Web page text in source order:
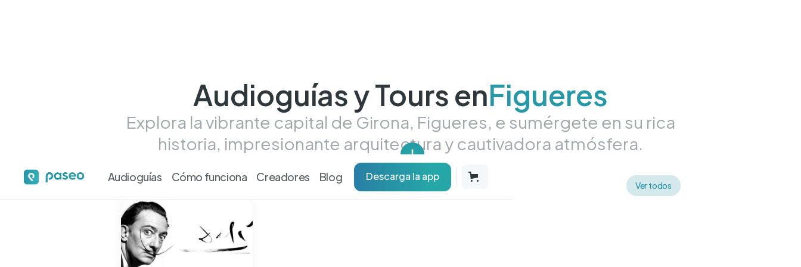
Audioguías y Tours enFigueres
Explora la vibrante capital de Girona, Figueres, e sumérgete en su rica
historia, impresionante arquitectura y cautivadora atmósfera.
Audioguías Cómo funciona Creadores Blog Descarga la app
Tour más más destacados Ver todos